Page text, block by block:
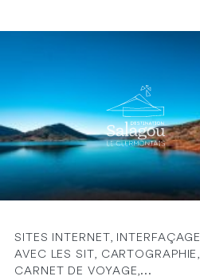
SITES INTERNET, INTERFAÇAGE
AVEC LES SIT, CARTOGRAPHIE,
CARNET DE VOYAGE,...